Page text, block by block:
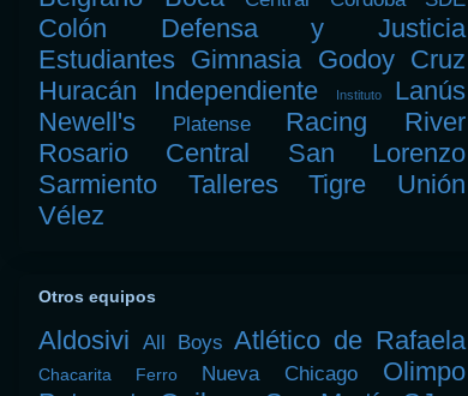
Colón
Defensa y Justicia
Estudiantes Gimnasia Godoy Cruz
Huracán
Independiente Instituto
Lanús
Newell's
Platense Racing
River
Rosario Central
San Lorenzo
Sarmiento
Talleres Tigre
Unión
Vélez
Otros equipos
Aldosivi All Boys Atlético de Rafaela
Chacarita Ferro Nueva Chicago
Olimpo